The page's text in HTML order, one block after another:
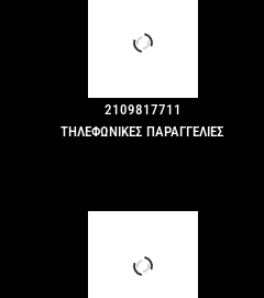
2109817711
ΤΗΛΕΦΩΝΙΚΕΣ ΠΑΡΑΓΓΕΛΙΕΣ